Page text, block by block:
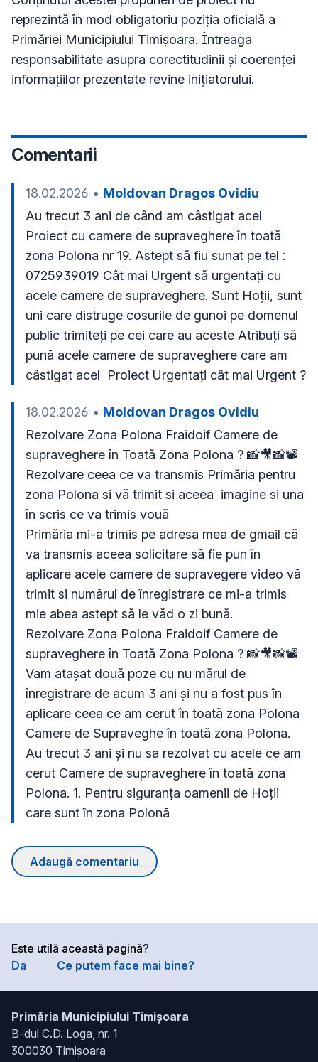
reprezintă în mod obligatoriu poziţia oficială a
Primăriei Municipiului Timișoara. Întreaga
responsabilitate asupra corectitudinii și coerenței
informațiilor prezentate revine inițiatorului.
Comentarii
18.02.2026 • Moldovan Dragos Ovidiu
Au trecut 3 ani de când am câstigat acel
Proiect cu camere de supraveghere în toată
zona Polona nr 19. Astept să fiu sunat pe tel :
0725939019 Cât mai Urgent să urgentați cu
acele camere de supraveghere. Sunt Hoții, sunt
uni care distruge cosurile de gunoi pe domenul
public trimiteți pe cei care au aceste Atribuți să
pună acele camere de supraveghere care am
câstigat acel  Proiect Urgentați cât mai Urgent ?
18.02.2026 • Moldovan Dragos Ovidiu
Rezolvare Zona Polona Fraidoif Camere de
supraveghere în Toată Zona Polona ? 📸🎥📸📽
Rezolvare ceea ce va transmis Primăria pentru
zona Polona si vă trimit si aceea  imagine si una
în scris ce va trimis vouă
Primăria mi-a trimis pe adresa mea de gmail că
va transmis aceea solicitare să fie pun în
aplicare acele camere de supravegere video vă
trimit si numărul de înregistrare ce mi-a trimis
mie abea astept să le văd o zi bună.
Rezolvare Zona Polona Fraidoif Camere de
supraveghere în Toată Zona Polona ? 📸🎥📸📽
Vam atașat două poze cu nu mărul de
înregistrare de acum 3 ani și nu a fost pus în
aplicare ceea ce am cerut în toată zona Polona
Camere de Supraveghe în toată zona Polona.
Au trecut 3 ani și nu sa rezolvat cu acele ce am
cerut Camere de supraveghere în toată zona
Polona. 1. Pentru siguranța oamenii de Hoții
care sunt în zona Polonă
Adaugă comentariu
Este utilă această pagină?
Da
Ce putem face mai bine?
Primăria Municipiului Timișoara
B-dul C.D. Loga, nr. 1
300030 Timișoara